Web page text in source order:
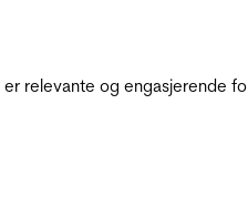
relevante og engasjerende